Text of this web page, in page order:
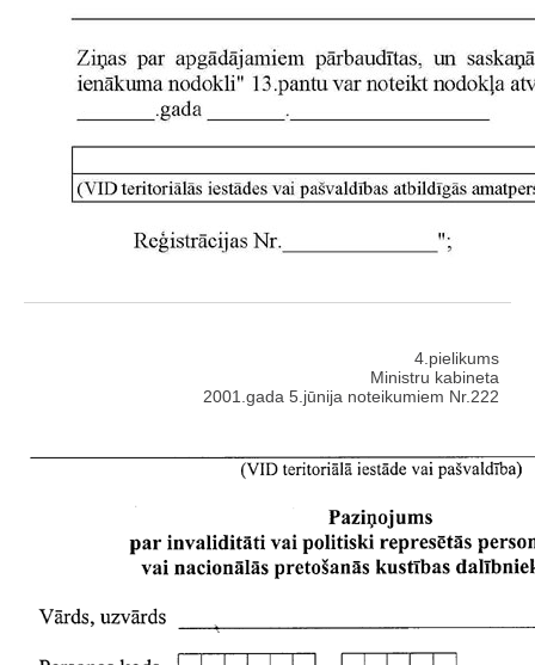
4.pielikums
Ministru kabineta
2001.gada 5.jūnija noteikumiem Nr.222